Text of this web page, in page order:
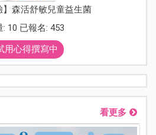
】森活舒敏兒童益生菌
: 10 已報名: 453
用心得撰寫中
看更多